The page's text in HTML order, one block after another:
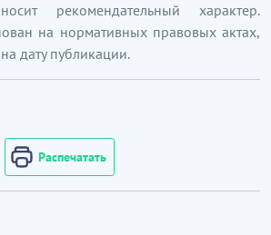
рекомендательный характер.
на нормативных правовых актах,
дату публикации.
Распечатать